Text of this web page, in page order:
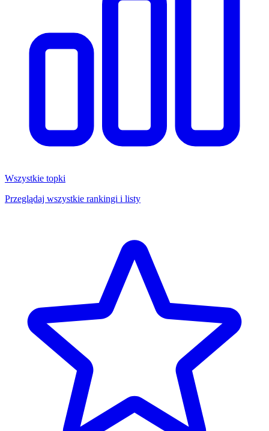
Wszystkie topki
Przeglądaj wszystkie rankingi i listy